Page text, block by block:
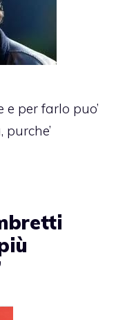
e per farlo puo’